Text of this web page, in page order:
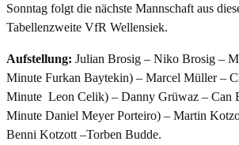
Sonntag folgt die nächste Mannschaft aus
Tabellenzweite VfR Wellensiek.
Aufstellung: Julian Brosig – Niko Brosig –
Minute Furkan Baytekin) – Marcel Müller –
Minute Leon Celik) – Danny Grüwaz – Can
Minute Daniel Meyer Porteiro) – Martin
Benni Kotzott –Torben Budde.